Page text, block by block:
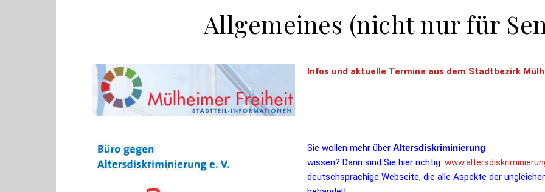
Allgemeines (nicht nur für
Infos und aktuelle Termine aus dem Stadtbezirk
Sie wollen mehr überAltersdiskriminierung
wissen? Dann sind Sie hier richtig.
deutschsprachige Webseite, die alle Aspekte der